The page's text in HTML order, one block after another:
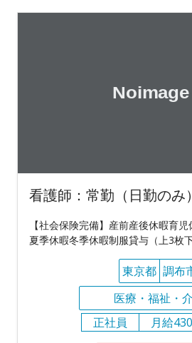
看護師：常勤（日勤のみ
【社会保険完備】産前産後休暇育
夏季休暇冬季休暇制服貸与（上3枚
東京都 調布
医療・福祉・
正社員
月給